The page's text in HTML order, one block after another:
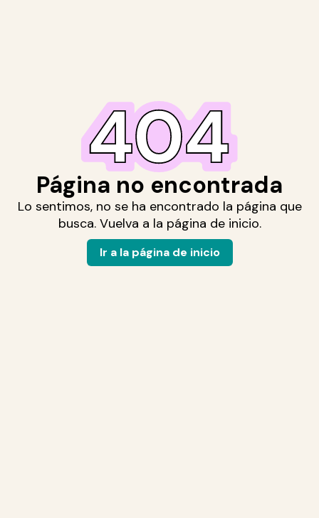
Página no encontrada
Lo sentimos, no se ha encontrado la página que
busca. Vuelva a la página de inicio.
Ir a la página de inicio